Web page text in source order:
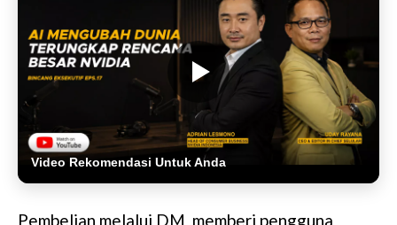
Video Rekomendasi Untuk Anda
Pembelian melalui DM memberi pengguna